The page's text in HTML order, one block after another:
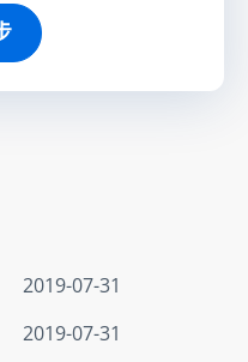
2019-07-31
2019-07-31